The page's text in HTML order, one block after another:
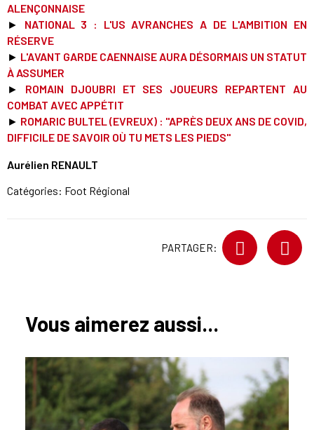
ALENÇONNAISE
► NATIONAL 3 : L'US AVRANCHES A DE L'AMBITION EN
RÉSERVE
► L'AVANT GARDE CAENNAISE AURA DÉSORMAIS UN STATUT
À ASSUMER
► ROMAIN DJOUBRI ET SES JOUEURS REPARTENT AU
COMBAT AVEC APPÉTIT
► ROMARIC BULTEL (EVREUX) : "APRÈS DEUX ANS DE COVID,
DIFFICILE DE SAVOIR OÙ TU METS LES PIEDS"
Aurélien RENAULT
Catégories: Foot Régional
PARTAGER:
Vous aimerez aussi...